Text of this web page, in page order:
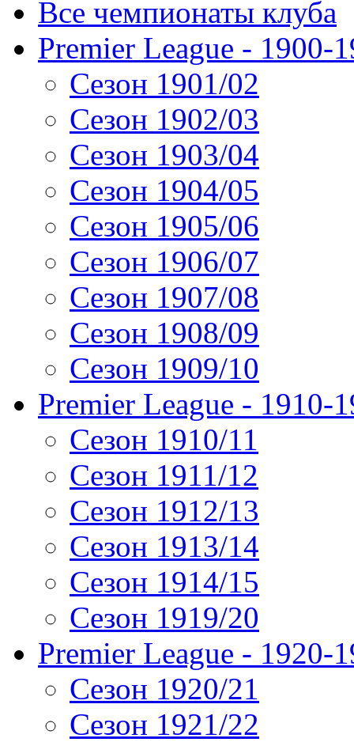
Все чемпионаты клуба
Premier League - 1900-
Сезон 1901/02
Сезон 1902/03
Сезон 1903/04
Сезон 1904/05
Сезон 1905/06
Сезон 1906/07
Сезон 1907/08
Сезон 1908/09
Сезон 1909/10
Premier League - 1910-
Сезон 1910/11
Сезон 1911/12
Сезон 1912/13
Сезон 1913/14
Сезон 1914/15
Сезон 1919/20
Premier League - 1920-
Сезон 1920/21
Сезон 1921/22